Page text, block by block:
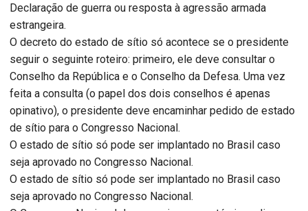
Declaração de guerra ou resposta à agressão armada
estrangeira.
O decreto do estado de sítio só acontece se o presidente
seguir o seguinte roteiro: primeiro, ele deve consultar o
Conselho da República e o Conselho da Defesa. Uma vez
feita a consulta (o papel dos dois conselhos é apenas
opinativo), o presidente deve encaminhar pedido de estado
de sítio para o Congresso Nacional.
O estado de sítio só pode ser implantado no Brasil caso
seja aprovado no Congresso Nacional.
O estado de sítio só pode ser implantado no Brasil caso
seja aprovado no Congresso Nacional.